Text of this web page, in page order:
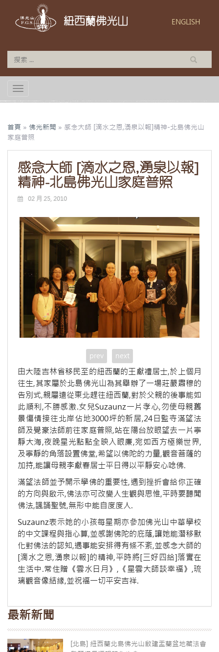
紐西蘭佛光山 ENGLISH
TOGGLE NAVIGATION
首頁 » 佛光新聞 » 感念大師 [滴水之恩,湧泉以報]精神-北島佛光山
家庭普照
感念大師 [滴水之恩,湧泉以報]
精神-北島佛光山家庭普照
02 月 25, 2010
prev next
由大陸吉林省移民至的紐西蘭的王獻禮居士,於上個月
往生,其家屬於北島佛光山為其舉辦了一場莊嚴肅穆的
告別式,親屬遠從東北趕往紐西蘭,對於父親的後事能如
此順利,不勝感激.女兒Suzaunz一片孝心,勿使母親舊
景傷情接往北岸佔地3000坪的新居,24日監寺滿望法
師及覺豪法師前往家庭普照,站在陽台放眼望去一片寧
靜大海,夜晚星光點點全映入眼廉,宛如西方極樂世界,
及寧靜的角落設置佛堂,希望以佛陀的力量,觀音菩薩的
加持,能讓母親李獻春居士平日得以平靜安心唸佛.
滿望法師並予開示學佛的重要性,遇到挫折會給你正確
的方向與啟示,佛法亦可改變人生觀與思惟,平時要聽聞
佛法,諷誦聖號,無形中能自度度人.
Suzaunz表示她的小孩每星期亦參加佛光山中華學校
的中文課程與指心算,並感謝佛陀的庇蔭,讓她能潛移默
化對佛法的認知,遇事能安排得有條不紊,並感念大師的
[滴水之恩,湧泉以報]的精神,平時將[三好四給]落實在
生活中.常住贈《雲水日月》,《星雲大師談幸福》,琉
璃觀音像結緣,並祝福一切平安吉祥.
最新新聞
[北島] 紐西蘭北島佛光山啟建盂蘭盆地藏法會